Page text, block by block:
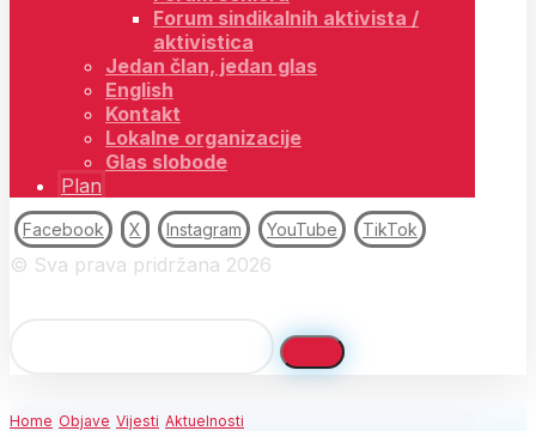
Forum sindikalnih aktivista /
aktivistica
Jedan član, jedan glas
English
Kontakt
Lokalne organizacije
Glas slobode
Plan
Facebook X Instagram YouTube TikTok
© Sva prava pridržana 2026
Home Objave Vijesti Aktuelnosti